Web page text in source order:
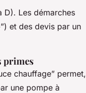
D). Les démarches
et des devis par un
primes
chauffage” permet,
une pompe à